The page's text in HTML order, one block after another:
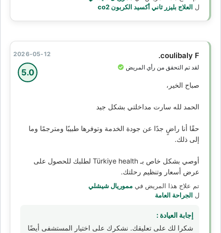
ل العلاج بليزر ثاني أكسيد الكربون co2
5.0
coulibaly F.
لقد تم التحقق من رأي المريض
2026-05-12
صباح الخير،
الحمد لله سارت مداخلتي بشكل جيد
حقًا أنا راضٍ جدًا عن جودة الخدمة وتوفرها طبيبًا ومترجمًا وما
إلى ذلك.
أوصي بشكل خاص بـ Türkiye health لطلبك للحصول على
عرض أسعار وتنظيم رحلتك.
تم علاج هذا المريض في مموريال شيشلي
ل الجراحة العامة
إجابة العيادة :
شكرا لك على تعليقك. نشكرك على اختيار المستشفى أيضًا